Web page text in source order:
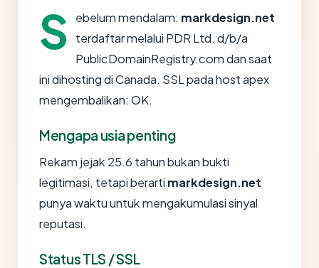
S ebelum mendalam: markdesign.net
terdaftar melalui PDR Ltd. d/b/a
PublicDomainRegistry.com dan saat
ini dihosting di Canada. SSL pada host apex
mengembalikan: OK.
Mengapa usia penting
Rekam jejak 25.6 tahun bukan bukti
legitimasi, tetapi berarti markdesign.net
punya waktu untuk mengakumulasi sinyal
reputasi.
Status TLS / SSL